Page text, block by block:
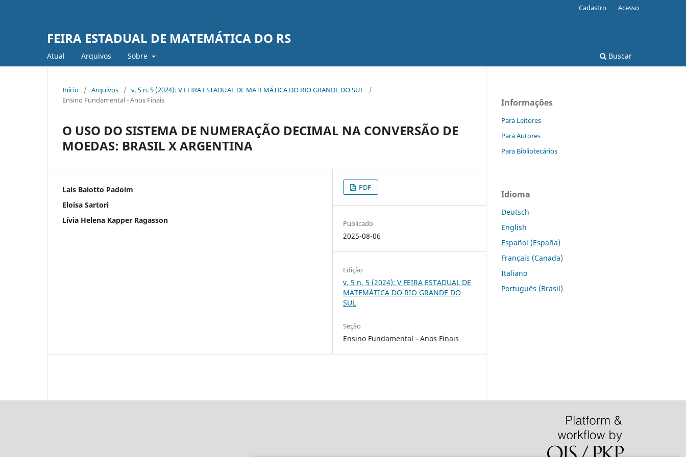
FEIRA ESTADUAL DE MATEMÁTICA DO RS
Atual Arquivos Sobre Buscar
Cadastro Acesso
Início / Arquivos / v. 5 n. 5 (2024): V FEIRA ESTADUAL DE MATEMÁTICA DO RIO GRANDE DO SUL
/
Ensino Fundamental - Anos Finais
O USO DO SISTEMA DE NUMERAÇÃO DECIMAL NA CONVERSÃO DE
MOEDAS: BRASIL X ARGENTINA
Laís Baiotto Padoim
Eloisa Sartori
Lívia Helena Kapper Ragasson
PDF
Publicado
2025-08-06
Edição
v. 5 n. 5 (2024): V FEIRA ESTADUAL DE
MATEMÁTICA DO RIO GRANDE DO
SUL
Seção
Ensino Fundamental - Anos Finais
Informações
Para Leitores
Para Autores
Para Bibliotecários
Idioma
Deutsch
English
Español (España)
Français (Canada)
Italiano
Português (Brasil)